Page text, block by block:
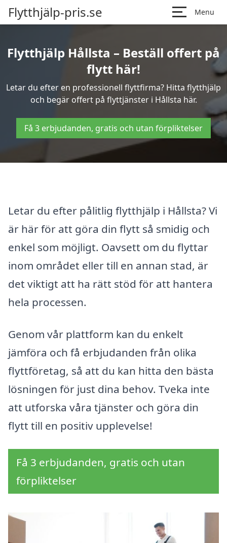
Flytthjälp-pris.se Menu
Flytthjälp Hållsta – Beställ offert på
flytt här!
Letar du efter en professionell flyttfirma? Hitta flytthjälp
och begär offert på flyttjänster i Hållsta här.
Få 3 erbjudanden, gratis och utan förpliktelser
Letar du efter pålitlig flytthjälp i Hållsta? Vi
är här för att göra din flytt så smidig och
enkel som möjligt. Oavsett om du flyttar
inom området eller till en annan stad, är
det viktigt att ha rätt stöd för att hantera
hela processen.
Genom vår plattform kan du enkelt
jämföra och få erbjudanden från olika
flyttföretag, så att du kan hitta den bästa
lösningen för just dina behov. Tveka inte
att utforska våra tjänster och göra din
flytt till en positiv upplevelse!
Få 3 erbjudanden, gratis och utan
förpliktelser